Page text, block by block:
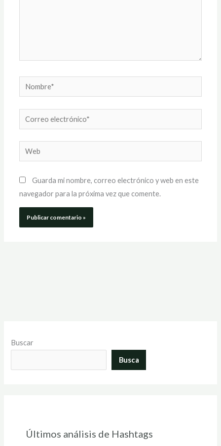
Nombre*
Correo
electrónico*
Web
Guarda mi nombre, correo electrónico y web en este
navegador para la próxima vez que comente.
Buscar
Busca
Últimos análisis de Hashtags